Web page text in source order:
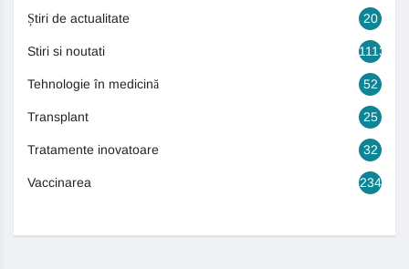
Știri de actualitate 20
Stiri si noutati 1113
Tehnologie în medicină 52
Transplant 25
Tratamente inovatoare 32
Vaccinarea 234